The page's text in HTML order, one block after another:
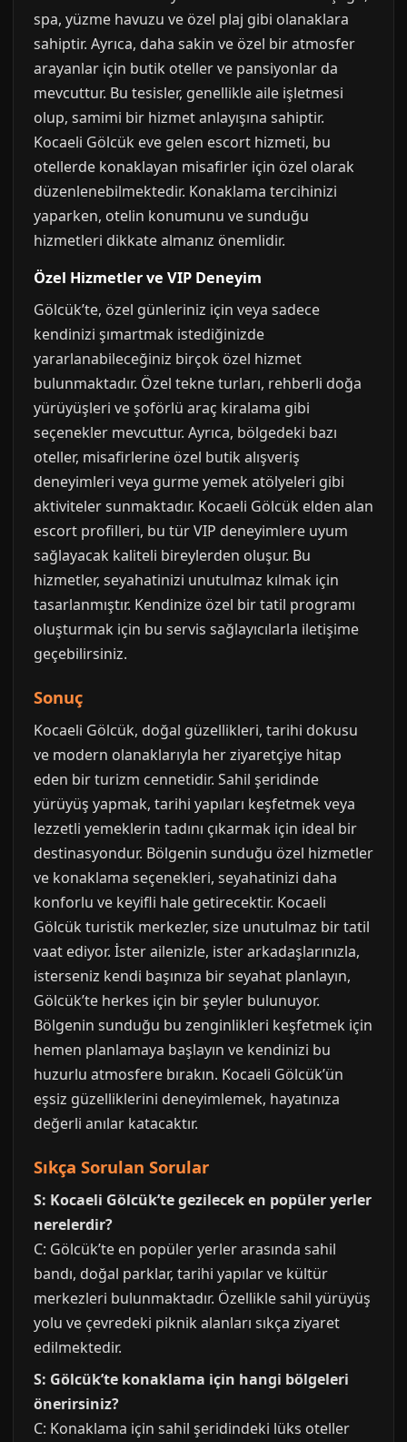
spa, yüzme havuzu ve özel plaj gibi olanaklara
sahiptir. Ayrıca, daha sakin ve özel bir atmosfer
arayanlar için butik oteller ve pansiyonlar da
mevcuttur. Bu tesisler, genellikle aile işletmesi
olup, samimi bir hizmet anlayışına sahiptir.
Kocaeli Gölcük eve gelen escort hizmeti, bu
otellerde konaklayan misafirler için özel olarak
düzenlenebilmektedir. Konaklama tercihinizi
yaparken, otelin konumunu ve sunduğu
hizmetleri dikkate almanız önemlidir.
Özel Hizmetler ve VIP Deneyim
Gölcük’te, özel günleriniz için veya sadece
kendinizi şımartmak istediğinizde
yararlanabileceğiniz birçok özel hizmet
bulunmaktadır. Özel tekne turları, rehberli doğa
yürüyüşleri ve şoförlü araç kiralama gibi
seçenekler mevcuttur. Ayrıca, bölgedeki bazı
oteller, misafirlerine özel butik alışveriş
deneyimleri veya gurme yemek atölyeleri gibi
aktiviteler sunmaktadır. Kocaeli Gölcük elden alan
escort profilleri, bu tür VIP deneyimlere uyum
sağlayacak kaliteli bireylerden oluşur. Bu
hizmetler, seyahatinizi unutulmaz kılmak için
tasarlanmıştır. Kendinize özel bir tatil programı
oluşturmak için bu servis sağlayıcılarla iletişime
geçebilirsiniz.
Sonuç
Kocaeli Gölcük, doğal güzellikleri, tarihi dokusu
ve modern olanaklarıyla her ziyaretçiye hitap
eden bir turizm cennetidir. Sahil şeridinde
yürüyüş yapmak, tarihi yapıları keşfetmek veya
lezzetli yemeklerin tadını çıkarmak için ideal bir
destinasyondur. Bölgenin sunduğu özel hizmetler
ve konaklama seçenekleri, seyahatinizi daha
konforlu ve keyifli hale getirecektir. Kocaeli
Gölcük turistik merkezler, size unutulmaz bir tatil
vaat ediyor. İster ailenizle, ister arkadaşlarınızla,
isterseniz kendi başınıza bir seyahat planlayın,
Gölcük’te herkes için bir şeyler bulunuyor.
Bölgenin sunduğu bu zenginlikleri keşfetmek için
hemen planlamaya başlayın ve kendinizi bu
huzurlu atmosfere bırakın. Kocaeli Gölcük’ün
eşsiz güzelliklerini deneyimlemek, hayatınıza
değerli anılar katacaktır.
Sıkça Sorulan Sorular
S: Kocaeli Gölcük’te gezilecek en popüler yerler
nerelerdir?
C: Gölcük’te en popüler yerler arasında sahil
bandı, doğal parklar, tarihi yapılar ve kültür
merkezleri bulunmaktadır. Özellikle sahil yürüyüş
yolu ve çevredeki piknik alanları sıkça ziyaret
edilmektedir.
S: Gölcük’te konaklama için hangi bölgeleri
önerirsiniz?
C: Konaklama için sahil şeridindeki lüks oteller